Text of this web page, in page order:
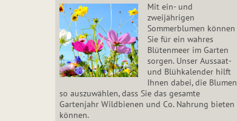
Mit ein- und
zweijährigen
Sommerblumen können
Sie für ein wahres
Blütenmeer im Garten
sorgen. Unser Aussaat-
und Blühkalender hilft
Ihnen dabei, die Blumen
so auszuwählen, dass Sie das gesamte
Gartenjahr Wildbienen und Co. Nahrung bieten
können.